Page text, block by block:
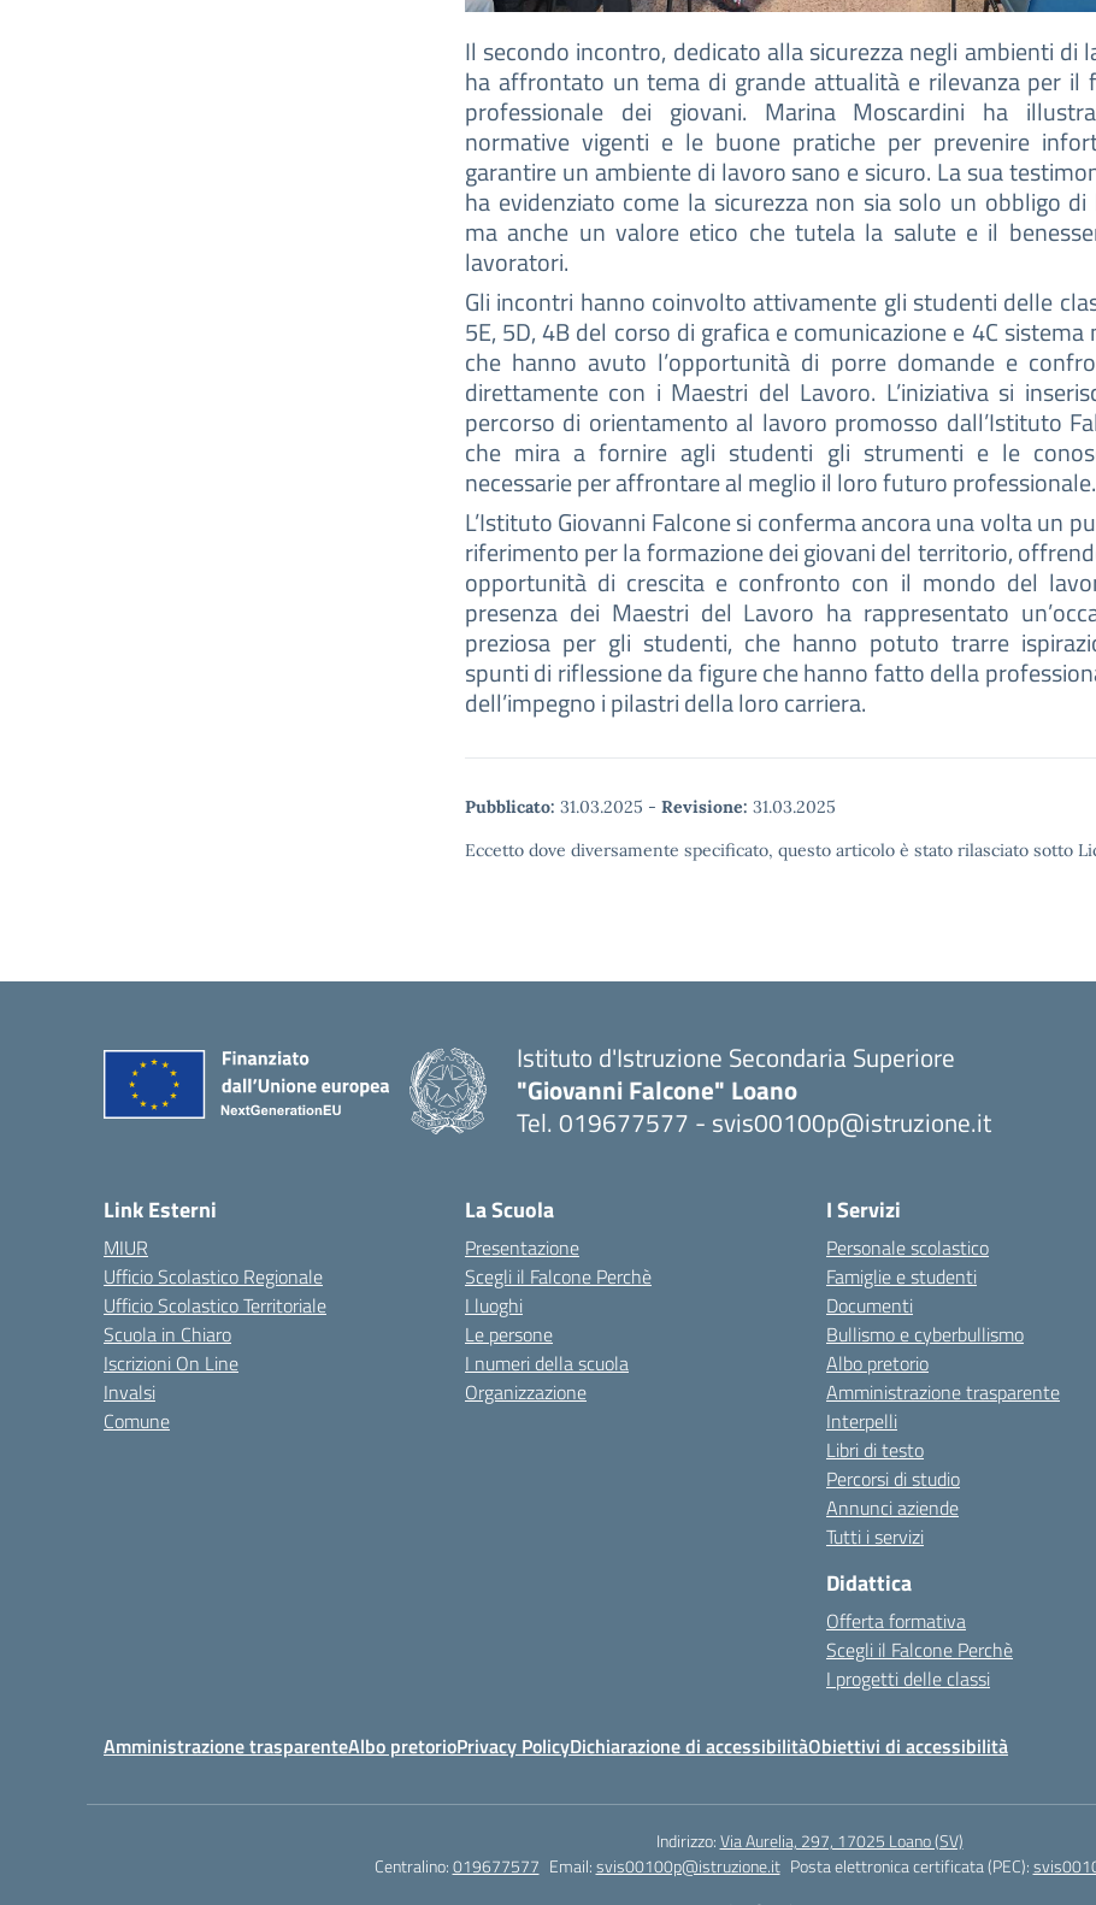
Il secondo incontro, dedicato alla sicurezza negli ambienti di
ha affrontato un tema di grande attualità e rilevanza per il
professionale dei giovani. Marina Moscardini ha
normative vigenti e le buone pratiche per prevenire
garantire un ambiente di lavoro sano e sicuro. La sua
ha evidenziato come la sicurezza non sia solo un obbligo di
ma anche un valore etico che tutela la salute e il
lavoratori.
Gli incontri hanno coinvolto attivamente gli studenti delle
5E, 5D, 4B del corso di grafica e comunicazione e 4C sistema
che hanno avuto l’opportunità di porre domande e
direttamente con i Maestri del Lavoro. L’iniziativa si
percorso di orientamento al lavoro promosso dall’Istituto
che mira a fornire agli studenti gli strumenti e le
necessarie per affrontare al meglio il loro futuro professionale.
L’Istituto Giovanni Falcone si conferma ancora una volta un
riferimento per la formazione dei giovani del territorio,
opportunità di crescita e confronto con il mondo del
presenza dei Maestri del Lavoro ha rappresentato
preziosa per gli studenti, che hanno potuto trarre
spunti di riflessione da figure che hanno fatto della
dell’impegno i pilastri della loro carriera.
Pubblicato: 31.03.2025 - Revisione: 31.03.2025
Eccetto dove diversamente specificato, questo articolo è stato rilasciato sotto
Istituto d'Istruzione Secondaria Superiore
"Giovanni Falcone" Loano
Tel. 019677577 - svis00100p@istruzione.it
Link Esterni
MIUR
Ufficio Scolastico Regionale
Ufficio Scolastico Territoriale
Scuola in Chiaro
Iscrizioni On Line
Invalsi
Comune
La Scuola
Presentazione
Scegli il Falcone Perchè
I luoghi
Le persone
I numeri della scuola
Organizzazione
I Servizi
Personale scolastico
Famiglie e studenti
Documenti
Bullismo e cyberbullismo
Albo pretorio
Amministrazione trasparente
Interpelli
Libri di testo
Percorsi di studio
Annunci aziende
Tutti i servizi
Didattica
Offerta formativa
Scegli il Falcone Perchè
I progetti delle classi
Amministrazione trasparenteAlbo pretorioPrivacy PolicyDichiarazione di accessibilitàObiettivi di accessibilità
Indirizzo:Via Aurelia, 297, 17025 Loano (SV)
Centralino:019677577 Email:svis00100p@istruzione.it Posta elettronica certificata (PEC):